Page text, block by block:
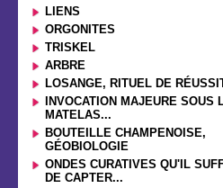
LIENS
ORGONITES
TRISKEL
ARBRE
LOSANGE, RITUEL DE
INVOCATION MAJEURE SOUS
MATELAS...
BOUTEILLE CHAMPENOISE,
GÉOBIOLOGIE
ONDES CURATIVES QU'IL
DE CAPTER...